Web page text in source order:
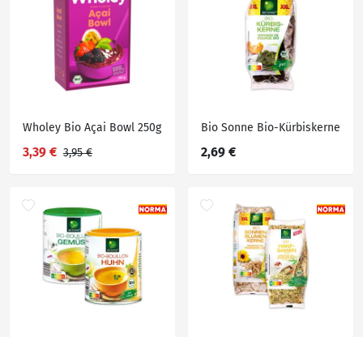
Wholey Bio Açai Bowl 250g
3,39 € 3,95 €
Bio Sonne Bio-Kürbiskerne
2,69 €